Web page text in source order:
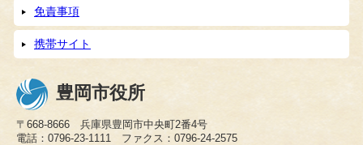
免責事項
携帯サイト
豊岡市役所
〒668-8666 兵庫県豊岡市中央町2番4号
電話：0796-23-1111 ファクス：0796-24-2575